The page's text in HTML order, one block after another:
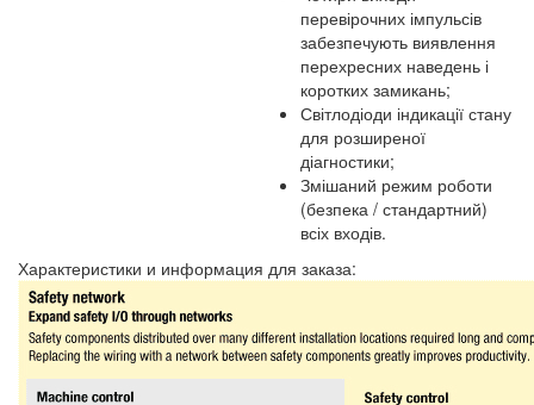
перевірочних імпульсів
забезпечують виявлення
перехресних наведень і
коротких замикань;
Світлодіоди індикації стану
для розширеної
діагностики;
Змішаний режим роботи
(безпека / стандартний)
всіх входів.
Характеристики и информация для заказа: